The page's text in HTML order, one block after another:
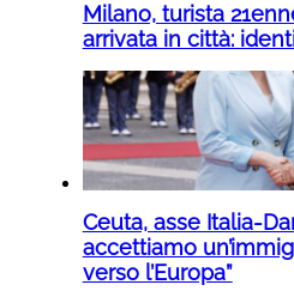
Milano, turista
arrivata in città:
Ceuta, asse Italia-
accettiamo
verso l’Europa”